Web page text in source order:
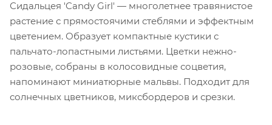
Сидальцея 'Candy Girl' — многолетнее травянистое
растение с прямостоячими стеблями и эффектным
цветением. Образует компактные кустики с
пальчато-лопастными листьями. Цветки нежно-
розовые, собраны в колосовидные соцветия,
напоминают миниатюрные мальвы. Подходит для
солнечных цветников, миксбордеров и срезки.